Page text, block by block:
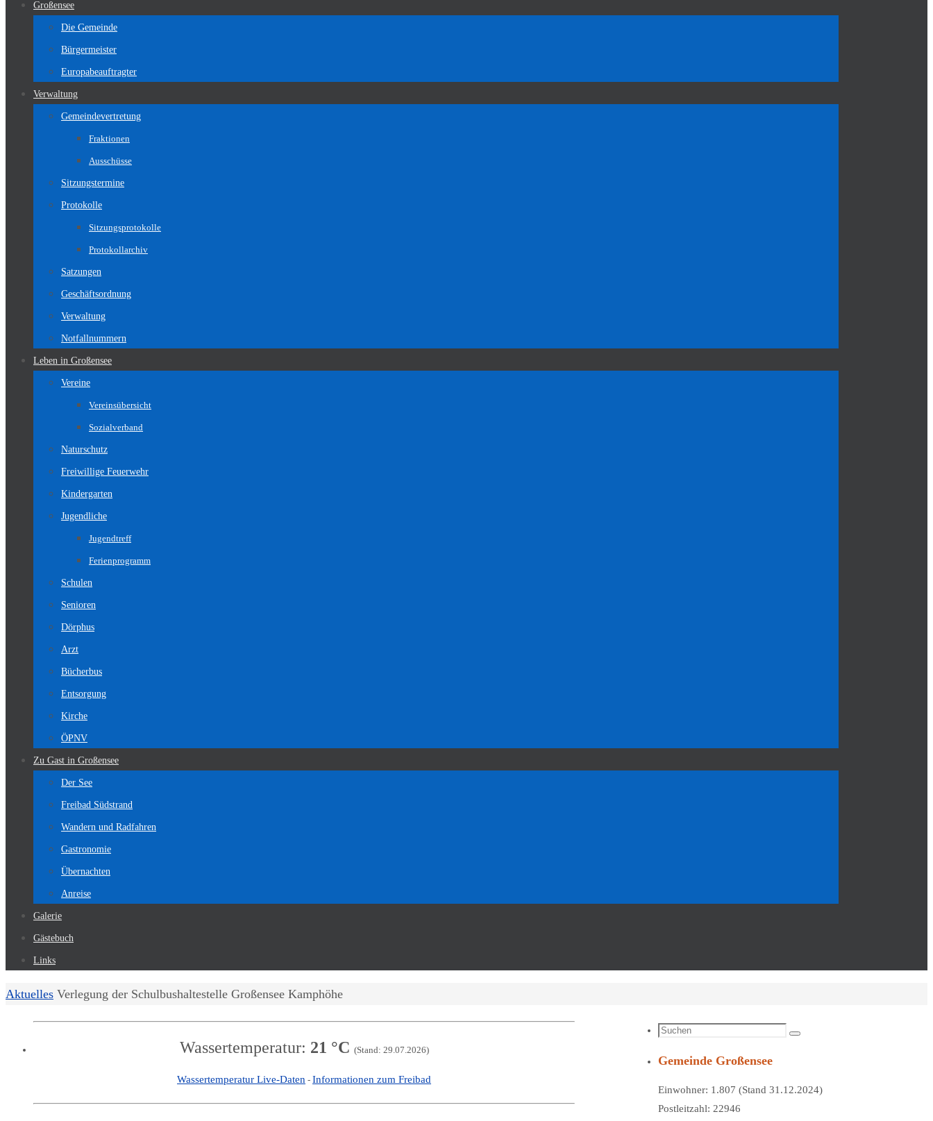
Großensee
Die Gemeinde
Bürgermeister
Europabeauftragter
Verwaltung
Gemeindevertretung
Fraktionen
Ausschüsse
Sitzungstermine
Protokolle
Sitzungsprotokolle
Protokollarchiv
Satzungen
Geschäftsordnung
Verwaltung
Notfallnummern
Leben in Großensee
Vereine
Vereinsübersicht
Sozialverband
Naturschutz
Freiwillige Feuerwehr
Kindergarten
Jugendliche
Jugendtreff
Ferienprogramm
Schulen
Senioren
Dörphus
Arzt
Bücherbus
Entsorgung
Kirche
ÖPNV
Zu Gast in Großensee
Der See
Freibad Südstrand
Wandern und Radfahren
Gastronomie
Übernachten
Anreise
Galerie
Gästebuch
Links
Start
Aktuelles Verlegung der Schulbushaltestelle Großensee Kamphöhe
Wassertemperatur: 21 °C (Stand: 29.07.2026)
Wassertemperatur Live-Daten - Informationen zum Freibad
Suchen
Suchen
Gemeinde Großensee
Einwohner: 1.807 (Stand 31.12.2024)
Postleitzahl: 22946